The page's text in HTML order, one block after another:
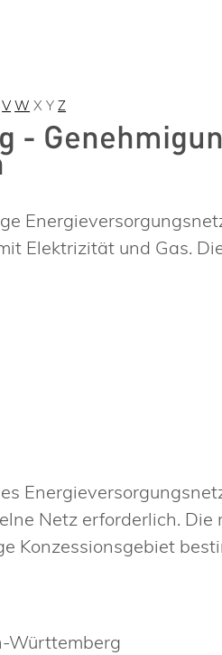
V W X Y Z
-
Elektrizität und Gas.
Netz erforderlich. Die
Konzessionsgebiet
Württemberg